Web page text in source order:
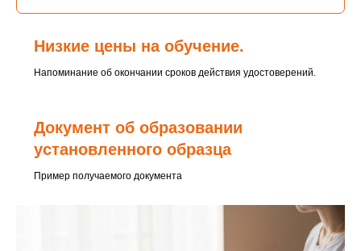
Низкие цены на обучение.
Напоминание об окончании сроков действия удостоверений.
Документ об образовании
установленного образца
Пример получаемого документа